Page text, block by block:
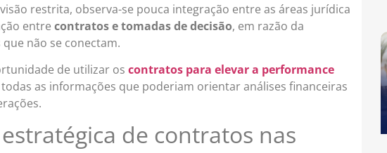
restrita, observa-se pouca integração entre as áreas jurídica
entre contratos e tomadas de decisão, em razão da
não se conectam.
de utilizar os contratos para elevar a performance
as informações que poderiam orientar análises financeiras
de contratos nas